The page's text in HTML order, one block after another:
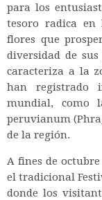
para los
tesoro radica en
flores que
diversidad de
caracteriza a la
han registrado
mundial, como
peruvianum
de la región.
A fines de
el tradicional
donde los